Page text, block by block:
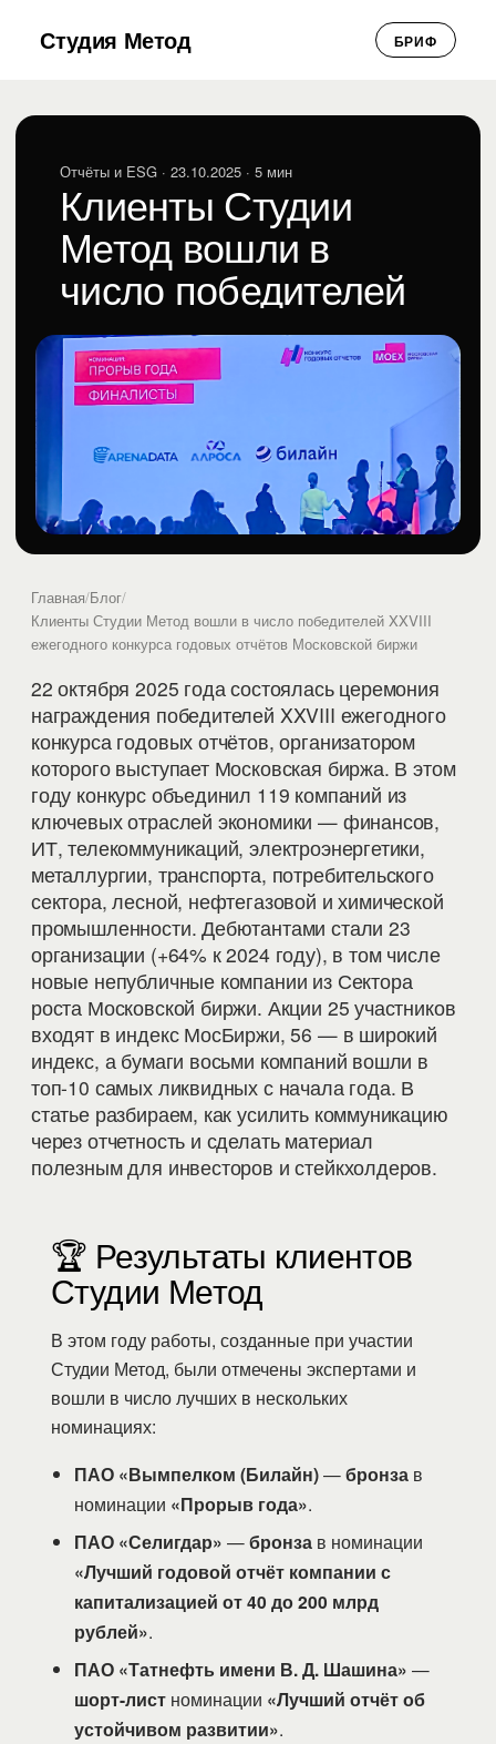
Студия Метод БРИФ
Отчёты и ESG · 23.10.2025 · 5 мин
Клиенты Студии
Метод вошли в
число победителей
XXVIII ежегодного
конкурса годовых
отчётов Московской
биржи
ВР Виктория Рындина
Отчёты и ESG · 23.10.2025
Главная/Блог/
Клиенты Студии Метод вошли в число победителей XXVIII
ежегодного конкурса годовых отчётов Московской биржи
22 октября 2025 года состоялась церемония
награждения победителей XXVIII ежегодного
конкурса годовых отчётов, организатором
которого выступает Московская биржа. В этом
году конкурс объединил 119 компаний из
ключевых отраслей экономики — финансов,
ИТ, телекоммуникаций, электроэнергетики,
металлургии, транспорта, потребительского
сектора, лесной, нефтегазовой и химической
промышленности. Дебютантами стали 23
организации (+64% к 2024 году), в том числе
новые непубличные компании из Сектора
роста Московской биржи. Акции 25 участников
входят в индекс МосБиржи, 56 — в широкий
индекс, а бумаги восьми компаний вошли в
топ-10 самых ликвидных с начала года. В
статье разбираем, как усилить коммуникацию
через отчетность и сделать материал
полезным для инвесторов и стейкхолдеров.
🏆 Результаты клиентов
Студии Метод
В этом году работы, созданные при участии
Студии Метод, были отмечены экспертами и
вошли в число лучших в нескольких
номинациях:
ПАО «Вымпелком (Билайн)—бронза в
номинации «Прорыв года».
ПАО «Селигдар» —бронза в номинации
«Лучший годовой отчёт компании с
капитализацией от 40 до 200 млрд
рублей».
ПАО «Татнефть имени В. Д. Шашина» —
шорт-лист номинации «Лучший отчёт об
устойчивом развитии».